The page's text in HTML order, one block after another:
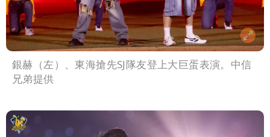
銀赫（左）、東海搶先SJ隊友登上大巨蛋表演。中信
兄弟提供